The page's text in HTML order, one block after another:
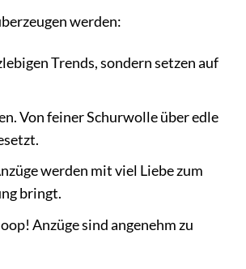
werden:
Trends, sondern setzen auf
Von feiner Schurwolle über edle
werden mit viel Liebe zum
bringt.
Anzüge sind angenehm zu